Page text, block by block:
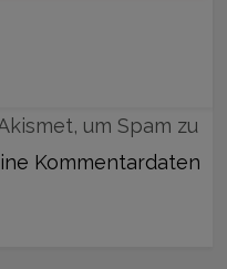
um Spam zu
Kommentardaten